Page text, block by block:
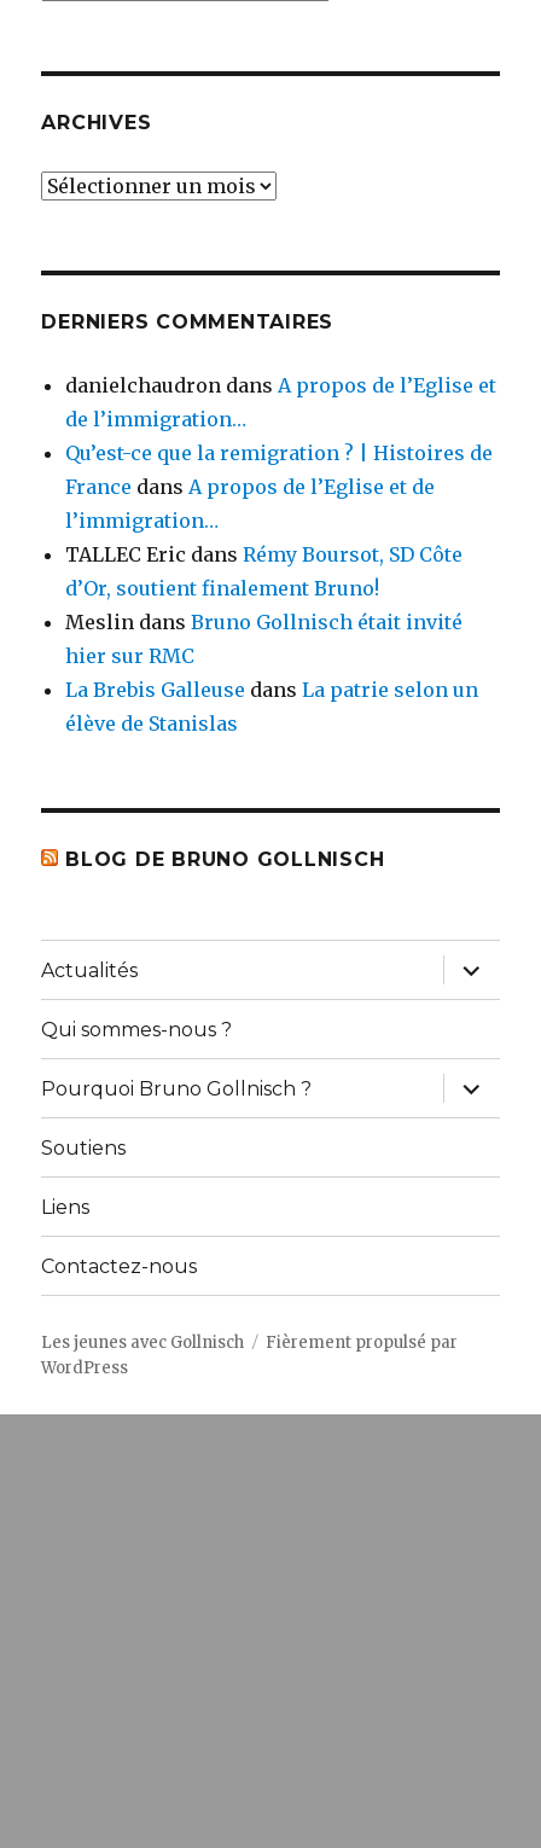
ARCHIVES
Archives
DERNIERS COMMENTAIRES
danielchaudron dansA propos de l’Eglise et
de l’immigration…
Qu’est-ce que la remigration ? | Histoires de
France dansA propos de l’Eglise et de
l’immigration…
TALLEC Eric dansRémy Boursot, SD Côte
d’Or, soutient finalement Bruno!
Meslin dansBruno Gollnisch était invité
hier sur RMC
La Brebis Galleuse dansLa patrie selon un
élève de Stanislas
BLOG DE BRUNO GOLLNISCH
Actualités
ouvrir
le
sous-
Qui sommes-nous ?
Pourquoi Bruno Gollnisch ?
ouvrir
le
sous-
Soutiens
Liens
Contactez-nous
Les jeunes avec Gollnisch
Fièrement propulsé par
WordPress